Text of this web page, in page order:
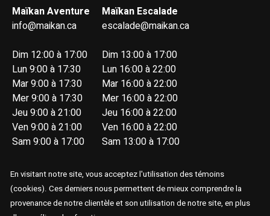
Maïkan Aventure
info@maikan.ca
Dim 12:00 à 17:00
Lun 9:00 à 17:30
Mar 9:00 à 17:30
Mer 9:00 à 17:30
Jeu 9:00 à 21:00
Ven 9:00 à 21:00
Sam 9:00 à 17:00
Maïkan Escalade
escalade@maikan.ca
Dim 13:00 à 17:00
Lun 16:00 à 22:00
Mar 16:00 à 22:00
Mer 16:00 à 22:00
Jeu 16:00 à 22:00
Ven 16:00 à 22:00
Sam 13:00 à 17:00
En visitant notre site, vous acceptez l'utilisation des témoins
(cookies). Ces derniers nous permettent de mieux comprendre la
provenance de notre clientèle et son utilisation de notre site, en plus